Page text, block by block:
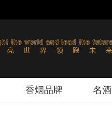
香烟品牌 名